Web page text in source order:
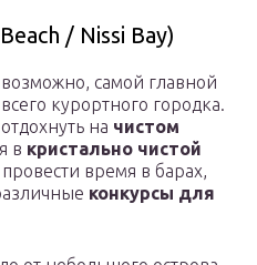
/ Nissi Bay)
самой главной
курортного городка.
на чистом
в кристально чистой
время в барах,
конкурсы для